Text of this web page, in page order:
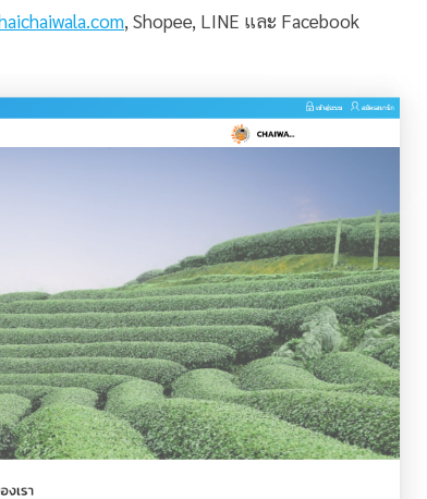
, Shopee, LINE และ Facebook